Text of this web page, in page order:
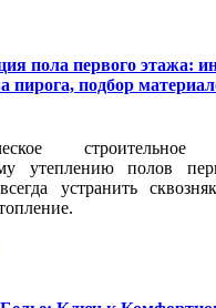
пола первого этажа:
пирога, подбор
утеплению полов
устранить